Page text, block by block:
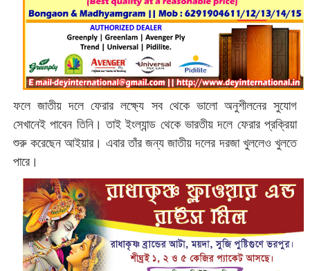
ফলে জাতীয় দলে ফেরার লক্ষ্যে সব থেকে ভালো অনুশীলনের সুযোগ
সেখানেই পাবেন তিনি। তাই ইংল্যান্ড থেকে ভারতীয় দলে ফেরার প্রক্রিয়া
শুরু করেছেন আইয়ার। এবার তাঁর জন্য জাতীয় দলের দরজা খুললেও খুলতে
পারে।